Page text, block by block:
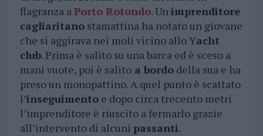
flagranza aPorto Rotondo. Unimprenditore
cagliaritanostamattina ha notato un giovane
che si aggirava nei moli vicino allo Yacht
club. Prima è salito su una barca ed è sceso a
mani vuote, poi è salitoa bordodella sua e ha
preso un monopattino. A quel punto è scattato
l’inseguimentoe dopo circa trecento metri
l’imprenditore è riuscito a fermarlo grazie
all’intervento di alcuni passanti.